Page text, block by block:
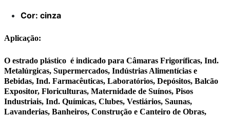
Cor: cinza
Aplicação:
O estrado plástico é indicado para Câmaras Frigoríficas, Ind.
Metalúrgicas, Supermercados, Indústrias Alimentícias e
Bebidas, Ind. Farmacêuticas, Laboratórios, Depósitos, Balcão
Expositor, Floriculturas, Maternidade de Suínos, Pisos
Industriais, Ind. Químicas, Clubes, Vestiários, Saunas,
Lavanderias, Banheiros, Construção e Canteiro de Obras,